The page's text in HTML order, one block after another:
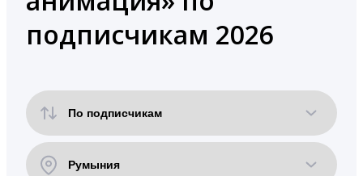
подписчикам 2026